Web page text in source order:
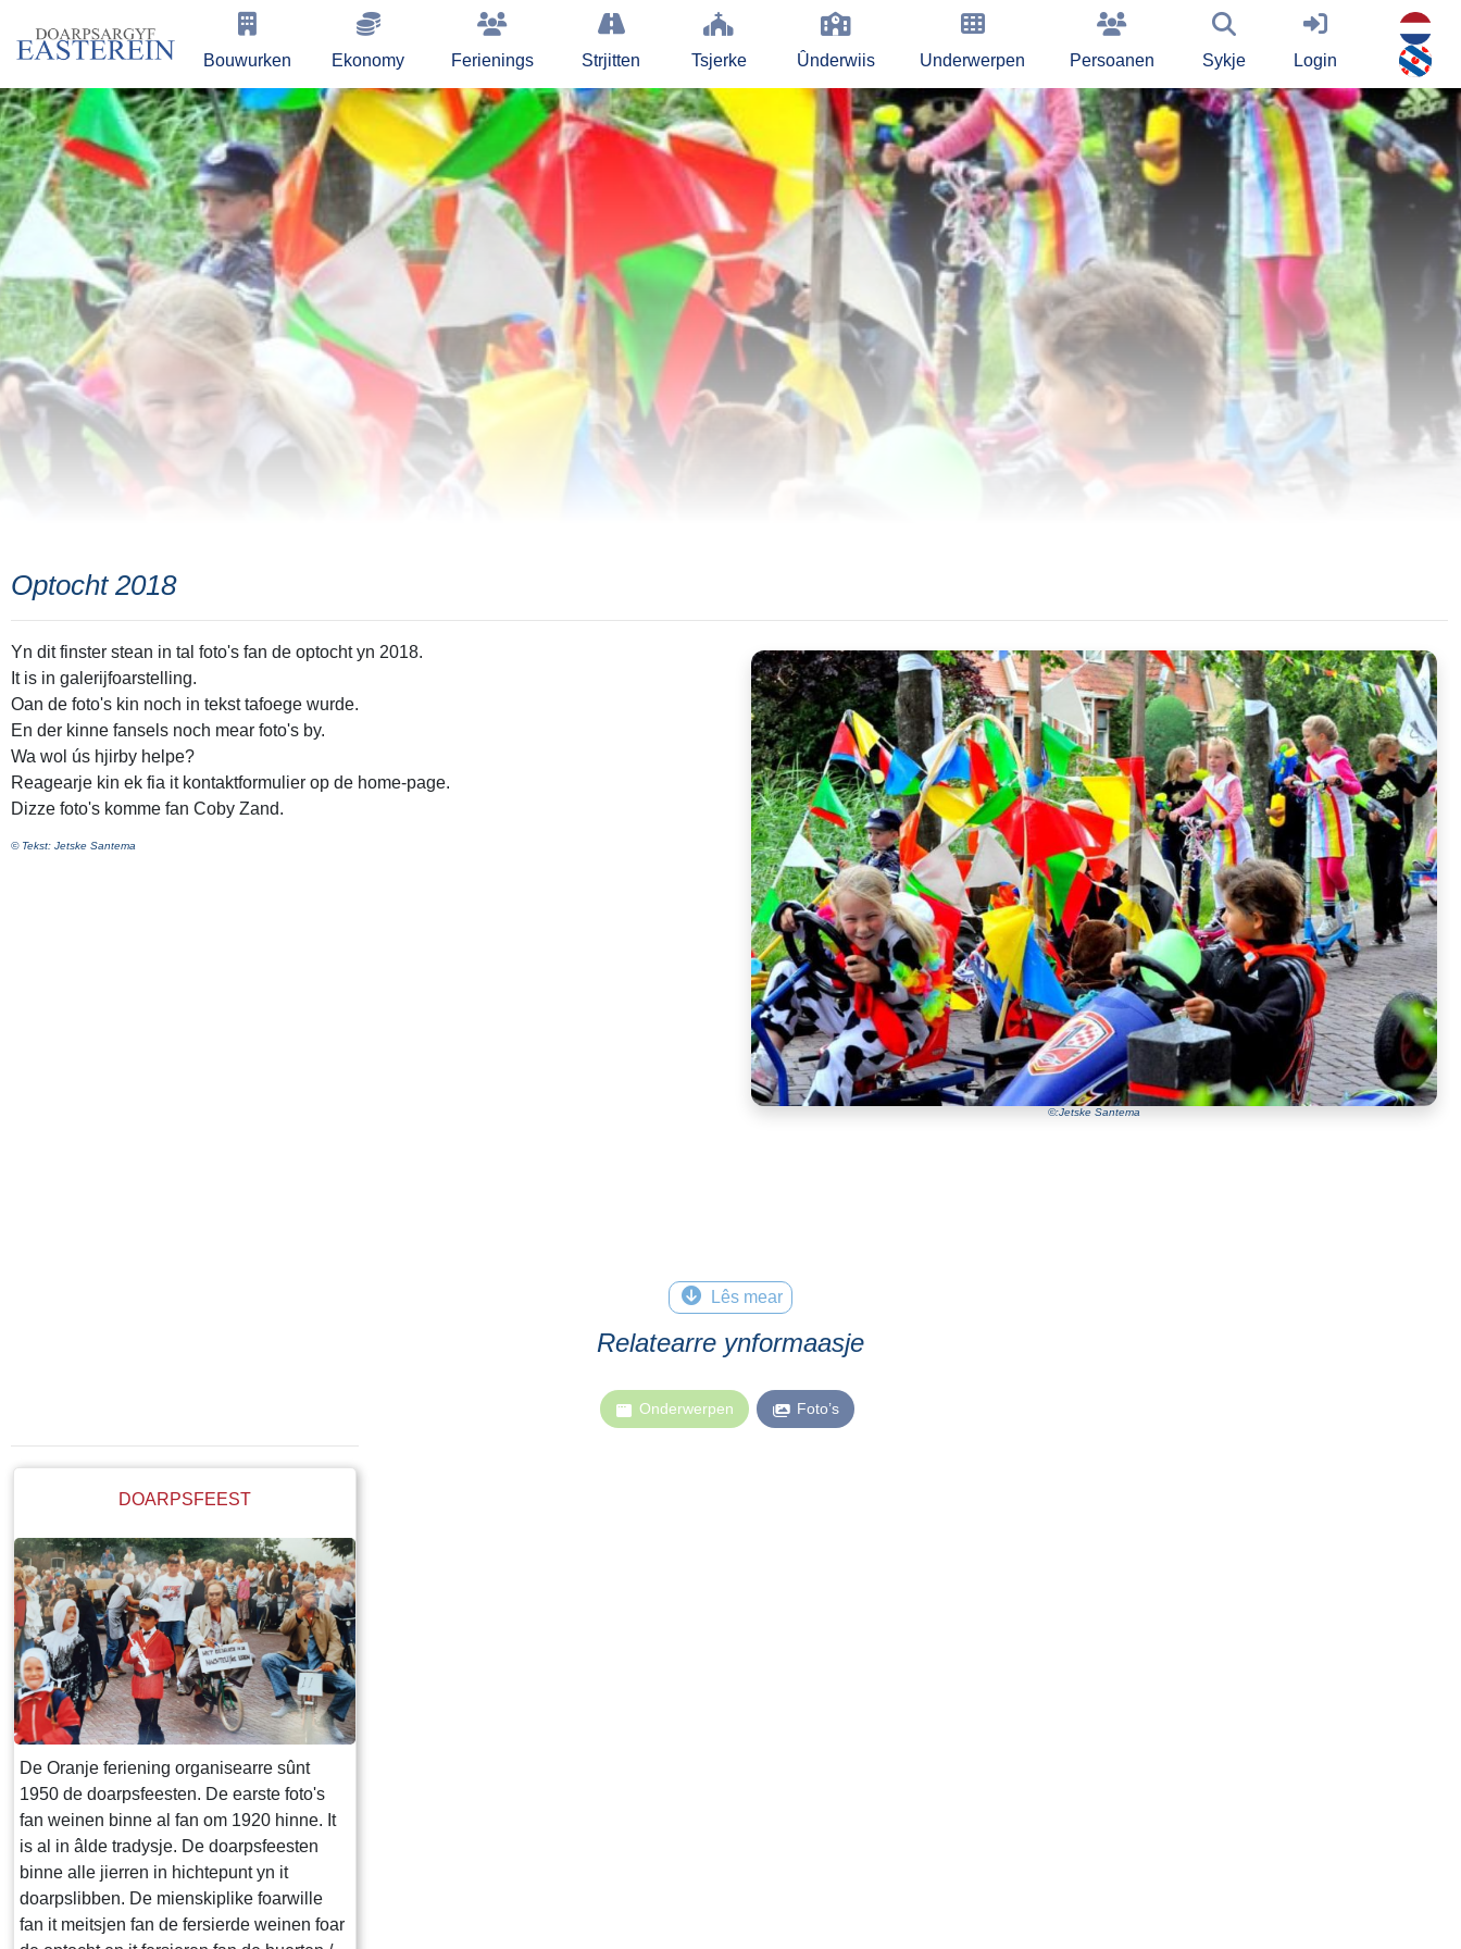
Bouwurken Ekonomy Ferienings Strjitten Tsjerke Ûnderwiis Underwerpen Persoanen Sykje Login
Optocht 2018
©:Jetske Santema
Yn dit finster stean in tal foto's fan de optocht yn 2018.
It is in galerijfoarstelling.
Oan de foto's kin noch in tekst tafoege wurde.
En der kinne fansels noch mear foto's by.
Wa wol ús hjirby helpe?
Reagearje kin ek fia it kontaktformulier op de home-page.
Dizze foto's komme fan Coby Zand.
© Tekst: Jetske Santema
Lês mear
Relatearre ynformaasje
Onderwerpen Foto’s
DOARPSFEEST
De Oranje feriening organisearre sûnt
1950 de doarpsfeesten. De earste foto's
fan weinen binne al fan om 1920 hinne. It
is al in âlde tradysje. De doarpsfeesten
binne alle jierren in hichtepunt yn it
doarpslibben. De mienskiplike foarwille
fan it meitsjen fan de fersierde weinen foar